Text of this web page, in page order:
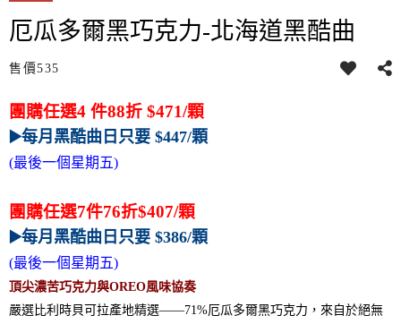
厄瓜多爾黑巧克力-北海道黑酷曲
售價535
團購任選4 件88折 $471/顆
▶️每月黑酷曲日只要 $447/顆
(最後一個星期五)
團購任選7件76折$407/顆
▶️每月黑酷曲日只要 $386/顆
(最後一個星期五)
頂尖濃苦巧克力與OREO風味協奏
嚴選比利時貝可拉產地精選——71%厄瓜多爾黑巧克力，來自於絕無